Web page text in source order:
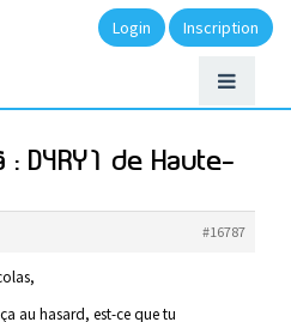
Login Inscription
: D4RY1 de Haute-
#16787
au hasard, est-ce que tu